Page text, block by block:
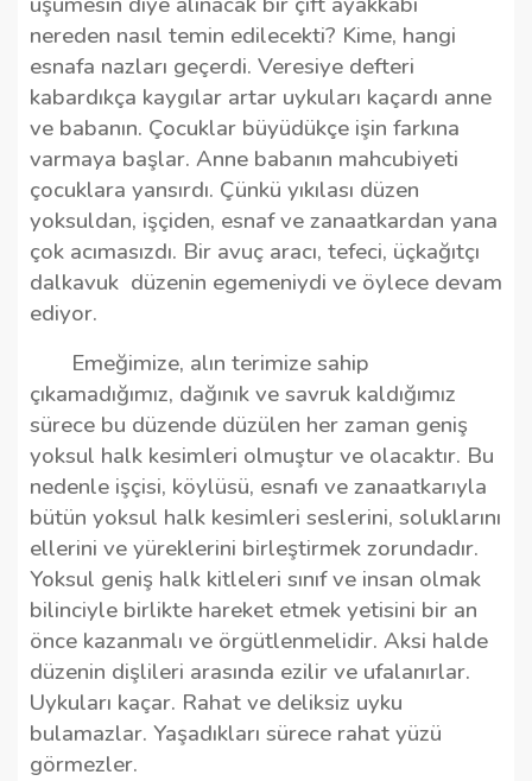
nereden nasıl temin edilecekti? Kime, hangi
esnafa nazları geçerdi. Veresiye defteri
kabardıkça kaygılar artar uykuları kaçardı anne
ve babanın. Çocuklar büyüdükçe işin farkına
varmaya başlar. Anne babanın mahcubiyeti
çocuklara yansırdı. Çünkü yıkılası düzen
yoksuldan, işçiden, esnaf ve zanaatkardan yana
çok acımasızdı. Bir avuç aracı, tefeci, üçkağıtçı
dalkavuk düzenin egemeniydi ve öylece devam
ediyor.
Emeğimize, alın terimize sahip
çıkamadığımız, dağınık ve savruk kaldığımız
sürece bu düzende düzülen her zaman geniş
yoksul halk kesimleri olmuştur ve olacaktır. Bu
nedenle işçisi, köylüsü, esnafı ve zanaatkarıyla
bütün yoksul halk kesimleri seslerini, soluklarını
ellerini ve yüreklerini birleştirmek zorundadır.
Yoksul geniş halk kitleleri sınıf ve insan olmak
bilinciyle birlikte hareket etmek yetisini bir an
önce kazanmalı ve örgütlenmelidir. Aksi halde
düzenin dişlileri arasında ezilir ve ufalanırlar.
Uykuları kaçar. Rahat ve deliksiz uyku
bulamazlar. Yaşadıkları sürece rahat yüzü
görmezler.